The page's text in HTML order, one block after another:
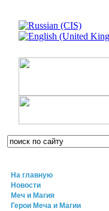
На главную
Новости
Меч и Магия
Герои Меча и Магии